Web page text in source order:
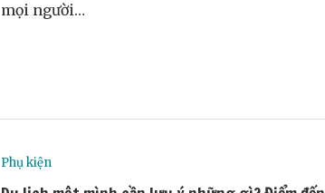
mọi người…
Phụ kiện